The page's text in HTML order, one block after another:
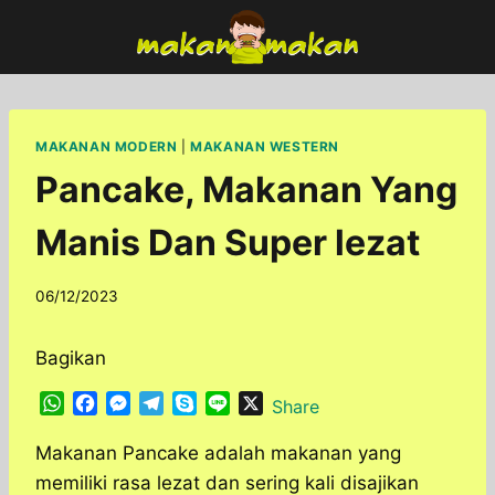
content
MAKANAN MODERN |MAKANAN WESTERN
Pancake, Makanan Yang
Manis Dan Super lezat
By
06/12/2023
Bagikan
W
a
t
c
e
M
s
s
l
e
y
p
n
e
XShare
Makanan Pancake adalah makanan yang
memiliki rasa lezat dan sering kali disajikan